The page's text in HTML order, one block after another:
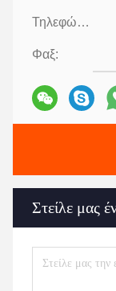
Τηλεφώνημα:
Φαξ:
Στείλε μας